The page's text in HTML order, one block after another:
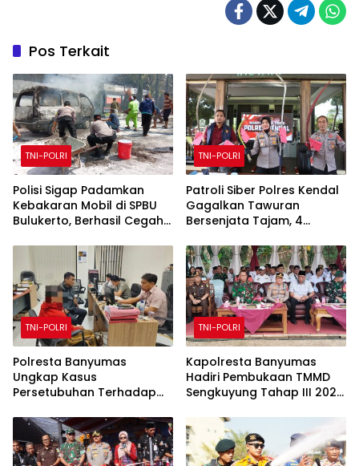
Pos Terkait
TNI-POLRI
Polisi Sigap Padamkan
Kebakaran Mobil di SPBU
Bulukerto, Berhasil Cegah
TNI-POLRI
Patroli Siber Polres Kendal
Gagalkan Tawuran
Bersenjata Tajam, 4
TNI-POLRI
Polresta Banyumas
Ungkap Kasus
Persetubuhan Terhadap
Ditangkap
TNI-POLRI
Kapolresta Banyumas
Hadiri Pembukaan TMMD
Sengkuyung Tahap III 2026